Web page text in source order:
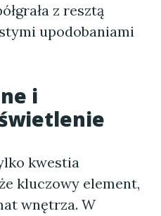
z resztą
upodobaniami
i
kwestia
kluczowy element,
wnętrza. W